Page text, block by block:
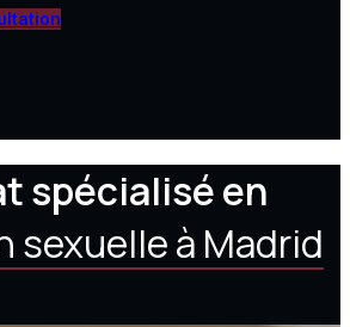
spécialisé en
sexuelle à Madrid